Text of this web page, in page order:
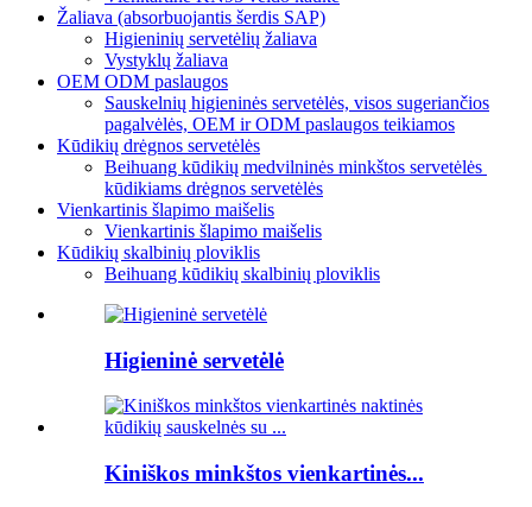
Žaliava (absorbuojantis šerdis SAP)
Higieninių servetėlių žaliava
Vystyklų žaliava
OEM ODM paslaugos
Sauskelnių higieninės servetėlės, visos sugeriančios
pagalvėlės, OEM ir ODM paslaugos teikiamos
Kūdikių drėgnos servetėlės
Beihuang kūdikių medvilninės minkštos servetėlės ​​
kūdikiams drėgnos servetėlės
Vienkartinis šlapimo maišelis
Vienkartinis šlapimo maišelis
Kūdikių skalbinių ploviklis
Beihuang kūdikių skalbinių ploviklis
Higieninė servetėlė
Kiniškos minkštos vienkartinės...